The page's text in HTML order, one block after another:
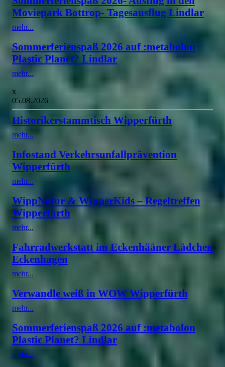
Moviepark Bottrop- Tagesausflug Lindlar
mehr...
Sommerferienspaß 2026 auf :metabolon
Plastic Planet? Lindlar
mehr...
x
05.08.2026
Historikerstammtisch Wipperfürth
mehr...
Infostand Verkehrsunfallprävention
Wipperfürth
mehr...
WippNatur & WipperKids – Regeltreffen
Wipperfürth
mehr...
Fahrradwerkstatt im Eckenhääner Lädchen
Eckenhagen
mehr...
Verwandle weiß in WOW Wipperfürth
mehr...
Sommerferienspaß 2026 auf :metabolon
Plastic Planet? Lindlar
mehr...